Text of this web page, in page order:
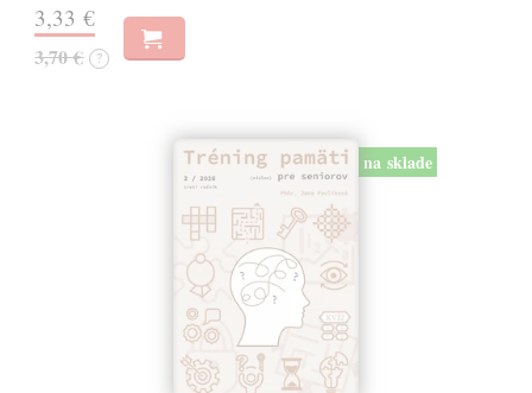
3,33 €
3,70 € ?
na sklade